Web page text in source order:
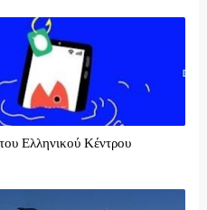
Ελληνικού Κέντρου